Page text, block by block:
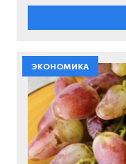
ЭКОНОМИКА